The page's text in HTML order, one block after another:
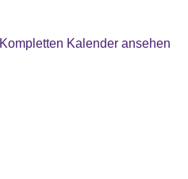
Kompletten Kalender ansehen